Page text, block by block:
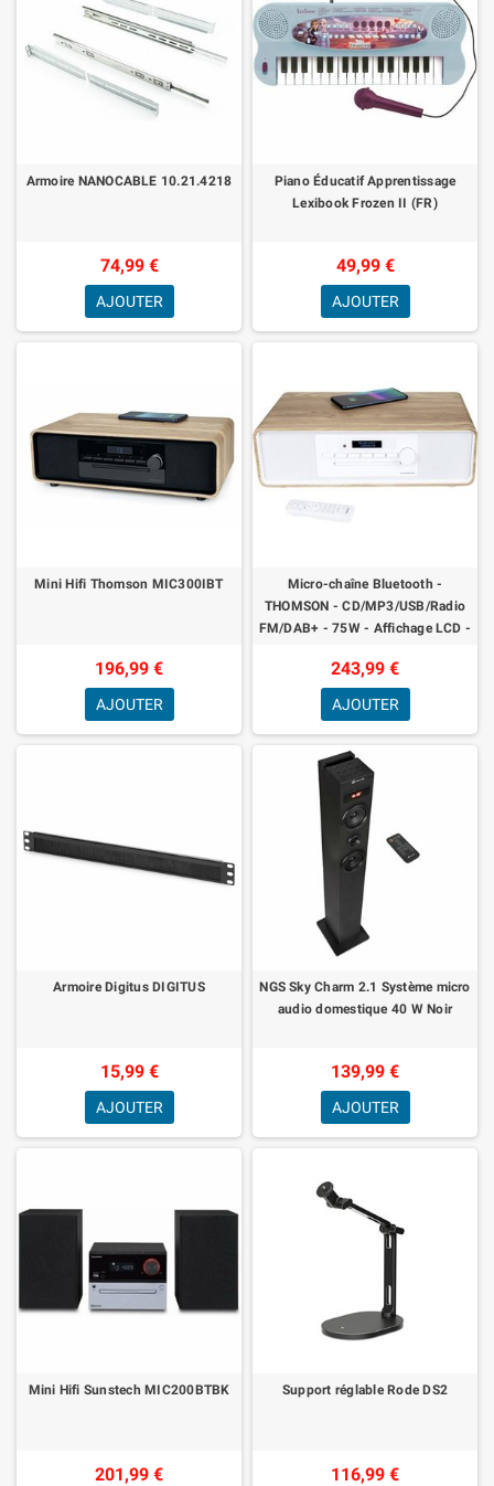
Armoire NANOCABLE 10.21.4218
74,99 €
AJOUTER
Piano Éducatif Apprentissage
Lexibook Frozen II (FR)
49,99 €
AJOUTER
Mini Hifi Thomson MIC300IBT
196,99 €
AJOUTER
Micro-chaîne Bluetooth -
THOMSON - CD/MP3/USB/Radio
FM/DAB+ - 75W - Affichage LCD -
243,99 €
AJOUTER
Armoire Digitus DIGITUS
15,99 €
AJOUTER
NGS Sky Charm 2.1 Système micro
audio domestique 40 W Noir
139,99 €
AJOUTER
Mini Hifi Sunstech MIC200BTBK
201,99 €
Support réglable Rode DS2
116,99 €